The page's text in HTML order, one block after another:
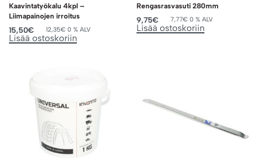
Kaavintatyökalu 4kpl –
Liimapainojen irroitus
15,50€ 12,35€ 0 % ALV
Lisää ostoskoriin
Rengasrasvasuti 280mm
9,75€ 7,77€ 0 % ALV
Lisää ostoskoriin